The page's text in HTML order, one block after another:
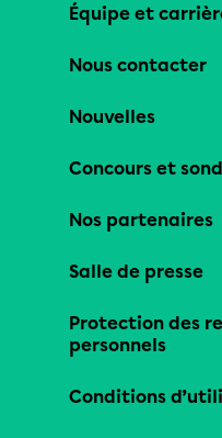
Équipe et
Nous contacter
Nouvelles
Concours et
Nos partenaires
Salle de presse
Protection des
personnels
Conditions